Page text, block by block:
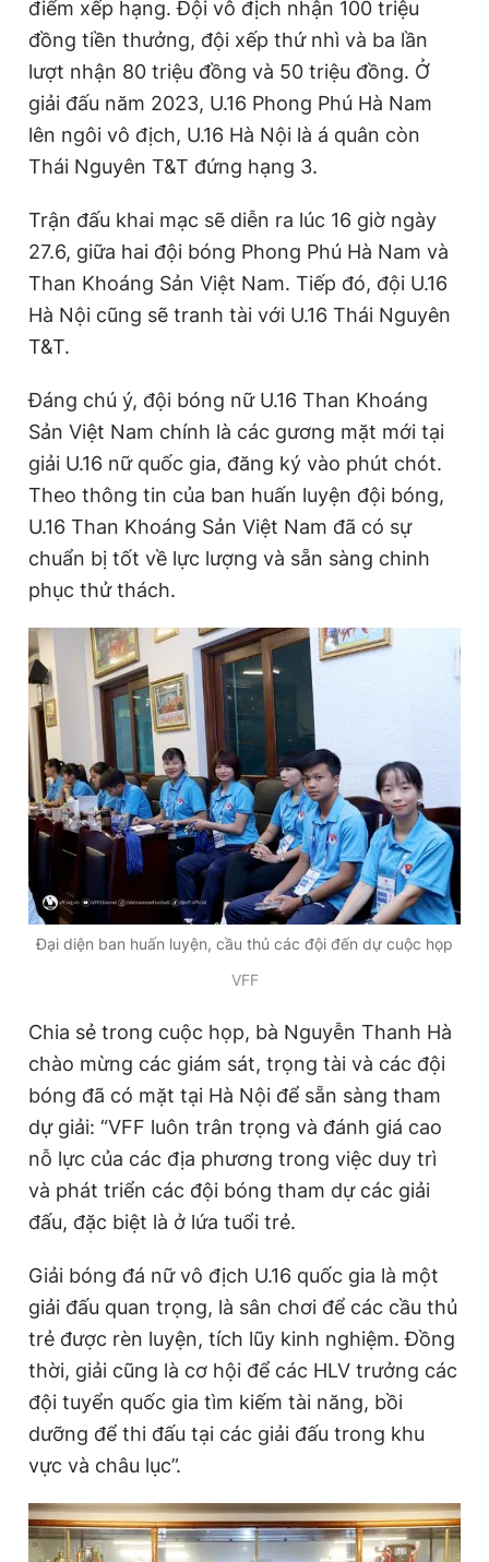
Đặt báo Quảng cáo RSS Tòa soạn Chính sách bảo
Tổng biên tập: Nguyễn Ngọc Toàn
Phó tổng biên tập thường trực: Hải Thành
Phó tổng biên tập: Lâm Hiếu Dũng
Phó tổng biên tập: Trần Việt Hưng
Tổng thư ký tòa soạn: Đức Trung
© 2003-2026 Bản quyền thuộc về Báo Thanh Niên. Cấm sao
chép dưới mọi hình thức nếu không có sự chấp thuận bằng văn
bản. Phát triển bởi ePi Technologies, JSC.
điểm xếp hạng. Đội vô địch nhận 100 triệu
đồng tiền thưởng, đội xếp thứ nhì và ba lần
lượt nhận 80 triệu đồng và 50 triệu đồng. Ở
giải đấu năm 2023, U.16 Phong Phú Hà Nam
lên ngôi vô địch, U.16 Hà Nội là á quân còn
Thái Nguyên T&T đứng hạng 3.
Trận đấu khai mạc sẽ diễn ra lúc 16 giờ ngày
27.6, giữa hai đội bóng Phong Phú Hà Nam và
Than Khoáng Sản Việt Nam. Tiếp đó, đội U.16
Hà Nội cũng sẽ tranh tài với U.16 Thái Nguyên
T&T.
Đáng chú ý, đội bóng nữ U.16 Than Khoáng
Sản Việt Nam chính là các gương mặt mới tại
giải U.16 nữ quốc gia, đăng ký vào phút chót.
Theo thông tin của ban huấn luyện đội bóng,
U.16 Than Khoáng Sản Việt Nam đã có sự
chuẩn bị tốt về lực lượng và sẵn sàng chinh
phục thử thách.
Đại diện ban huấn luyện, cầu thủ các đội đến dự cuộc họp
VFF
Chia sẻ trong cuộc họp, bà Nguyễn Thanh Hà
chào mừng các giám sát, trọng tài và các đội
bóng đã có mặt tại Hà Nội để sẵn sàng tham
dự giải: “VFF luôn trân trọng và đánh giá cao
nỗ lực của các địa phương trong việc duy trì
và phát triển các đội bóng tham dự các giải
đấu, đặc biệt là ở lứa tuổi trẻ.
Giải bóng đá nữ vô địch U.16 quốc gia là một
giải đấu quan trọng, là sân chơi để các cầu thủ
trẻ được rèn luyện, tích lũy kinh nghiệm. Đồng
thời, giải cũng là cơ hội để các HLV trưởng các
đội tuyển quốc gia tìm kiếm tài năng, bồi
dưỡng để thi đấu tại các giải đấu trong khu
vực và châu lục”.